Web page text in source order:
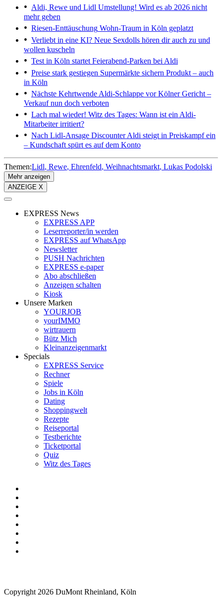
Aldi, Rewe und Lidl Umstellung! Wird es ab 2026 nicht
mehr geben
Riesen-Enttäuschung Wohn-Traum in Köln geplatzt
Verliebt in eine KI? Neue Sexdolls hören dir auch zu und
wollen kuscheln
Test in Köln startet Feierabend-Parken bei Aldi
Preise stark gestiegen Supermärkte sichern Produkt – auch
in Köln
Nächste Kehrtwende Aldi-Schlappe vor Kölner Gericht –
Verkauf nun doch verboten
Lach mal wieder! Witz des Tages: Wann ist ein Aldi-
Mitarbeiter irritiert?
Nach Lidl-Ansage Discounter Aldi steigt in Preiskampf ein
– Kundschaft spürt es auf dem Konto
Themen:Lidl Rewe Ehrenfeld Weihnachtsmarkt Lukas Podolski
Mehr anzeigen
ANZEIGE X
EXPRESS News
EXPRESS APP
Leserreporter/in werden
EXPRESS auf WhatsApp
Newsletter
PUSH Nachrichten
EXPRESS e-paper
Abo abschließen
Anzeigen schalten
Kiosk
Unsere Marken
YOURJOB
yourIMMO
wirtrauern
Bütz Mich
Kleinanzeigenmarkt
Specials
EXPRESS Service
Rechner
Spiele
Jobs in Köln
Dating
Shoppingwelt
Rezepte
Reiseportal
Testberichte
Ticketportal
Quiz
Witz des Tages
Copyright 2026 DuMont Rheinland, Köln